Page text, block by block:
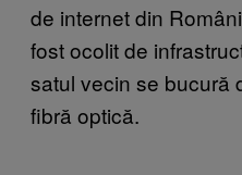
de internet din
fost ocolit de
satul vecin se bucură
fibră optică.